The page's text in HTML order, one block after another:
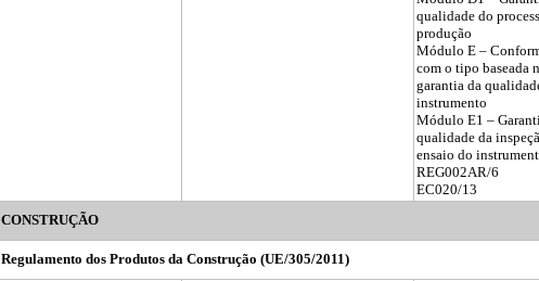
qualidade do
produção
Módulo E –
com o tipo baseada
garantia da
instrumento
Módulo E1 –
qualidade da
ensaio do
REG002AR/6
EC020/13
CONSTRUÇÃO
Regulamento dos Produtos da Construção (UE/305/2011)